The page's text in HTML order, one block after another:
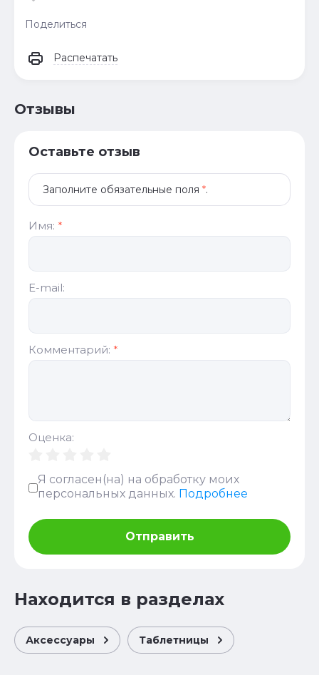
Поделиться
Распечатать
Отзывы
Оставьте отзыв
Заполните обязательные поля *.
Имя: *
E-mail:
Комментарий: *
Оценка:
Я согласен(на) на обработку моих
персональных данных. Подробнее
Отправить
Находится в разделах
Аксессуары Таблетницы